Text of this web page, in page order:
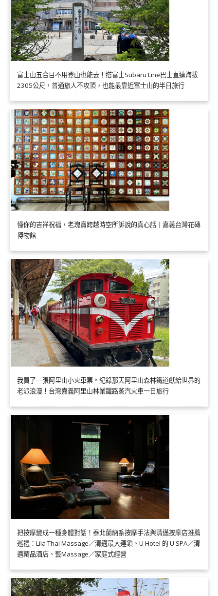
富士山五合目不用登山也能去！搭富士Subaru Line巴士直達海拔
2305公尺，普通旅人不攻頂，也能最靠近富士山的半日旅行
懂你的吉祥祝福，老瑰寶跨越時空所訴說的真心話｜嘉義台灣花磚
博物館
我買了一張阿里山小火車票。紀錄那天阿里山森林鐵道獻給世界的
老派浪漫！台灣嘉義阿里山林業鐵路蒸汽火車一日旅行
把按摩變成一種身體對話！泰北蘭納系按摩手法與清邁按摩店推薦
巡禮：Lila Thai Massage／清邁最大連鎖、U Hotel 的 U SPA／清
邁精品酒店、藝Massage／家庭式經營